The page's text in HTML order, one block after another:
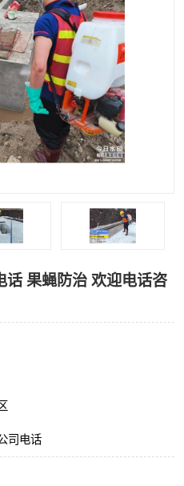
话 果蝇防治 欢迎电话咨
司电话
灭鼠
消杀
灭跳蚤
灭蟑螂
灭杀害虫